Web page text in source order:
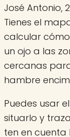
José Antonio,
Tienes el
calcular
un ojo a las
cercanas
hambre
Puedes usar
situarlo y
ten en